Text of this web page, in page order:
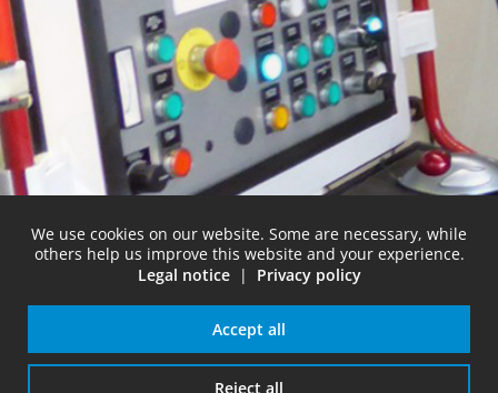
We use cookies on our website. Some are necessary, while
others help us improve this website and your experience.
Legal notice| Privacy policy
Reject all
Accept all